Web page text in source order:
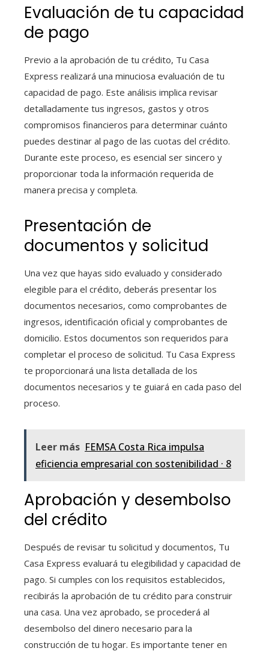
Evaluación de tu capacidad
de pago
Previo a la aprobación de tu crédito, Tu Casa
Express realizará una minuciosa evaluación de tu
capacidad de pago. Este análisis implica revisar
detalladamente tus ingresos, gastos y otros
compromisos financieros para determinar cuánto
puedes destinar al pago de las cuotas del crédito.
Durante este proceso, es esencial ser sincero y
proporcionar toda la información requerida de
manera precisa y completa.
Presentación de
documentos y solicitud
Una vez que hayas sido evaluado y considerado
elegible para el crédito, deberás presentar los
documentos necesarios, como comprobantes de
ingresos, identificación oficial y comprobantes de
domicilio. Estos documentos son requeridos para
completar el proceso de solicitud. Tu Casa Express
te proporcionará una lista detallada de los
documentos necesarios y te guiará en cada paso del
proceso.
Leer más FEMSA Costa Rica impulsa
eficiencia empresarial con sostenibilidad · 8
Aprobación y desembolso
del crédito
Después de revisar tu solicitud y documentos, Tu
Casa Express evaluará tu elegibilidad y capacidad de
pago. Si cumples con los requisitos establecidos,
recibirás la aprobación de tu crédito para construir
una casa. Una vez aprobado, se procederá al
desembolso del dinero necesario para la
construcción de tu hogar. Es importante tener en